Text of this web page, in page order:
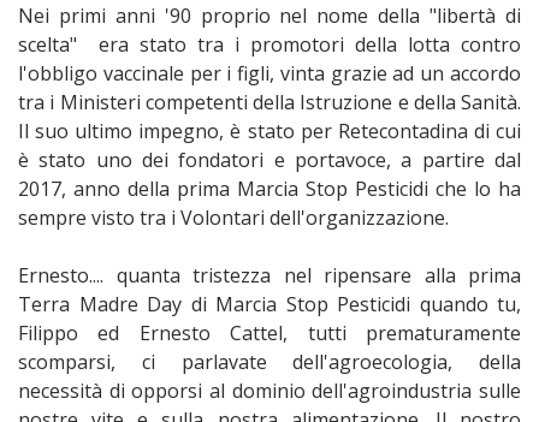
Nei primi anni '90 proprio nel nome della "libertà di
scelta" era stato tra i promotori della lotta contro
l'obbligo vaccinale per i figli, vinta grazie ad un accordo
tra i Ministeri competenti della Istruzione e della Sanità.
Il suo ultimo impegno, è stato per Retecontadina di cui
è stato uno dei fondatori e portavoce, a partire dal
2017, anno della prima Marcia Stop Pesticidi che lo ha
sempre visto tra i Volontari dell'organizzazione.
Ernesto.... quanta tristezza nel ripensare alla prima
Terra Madre Day di Marcia Stop Pesticidi quando tu,
Filippo ed Ernesto Cattel, tutti prematuramente
scomparsi, ci parlavate dell'agroecologia, della
necessità di opporsi al dominio dell'agroindustria sulle